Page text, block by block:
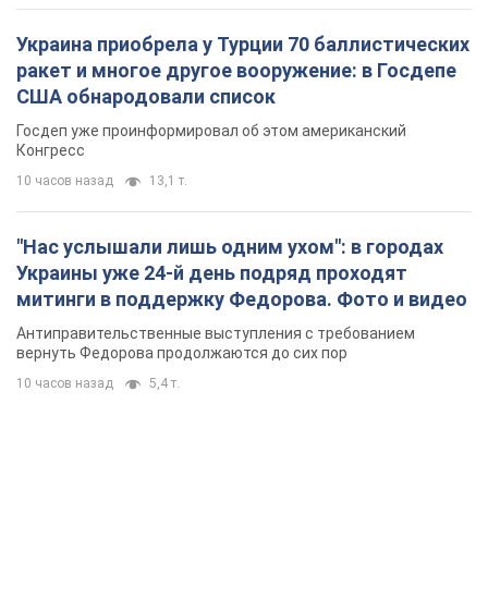
Украина приобрела у Турции 70 баллистических
ракет и многое другое вооружение: в Госдепе
США обнародовали список
Госдеп уже проинформировал об этом американский
Конгресс
10 часов назад 13,1 т.
"Нас услышали лишь одним ухом": в городах
Украины уже 24-й день подряд проходят
митинги в поддержку Федорова. Фото и видео
Антиправительственные выступления с требованием
вернуть Федорова продолжаются до сих пор
10 часов назад 5,4 т.